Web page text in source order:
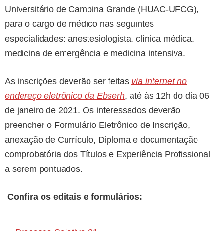
Universitário de Campina Grande (HUAC-UFCG),
para o cargo de médico nas seguintes
especialidades: anestesiologista, clínica médica,
medicina de emergência e medicina intensiva.
As inscrições deverão ser feitas via internet no
endereço eletrônico da Ebserh, até às 12h do dia 06
de janeiro de 2021. Os interessados deverão
preencher o Formulário Eletrônico de Inscrição,
anexação de Currículo, Diploma e documentação
comprobatória dos Títulos e Experiência Profissional
a serem pontuados.
Confira os editais e formulários: